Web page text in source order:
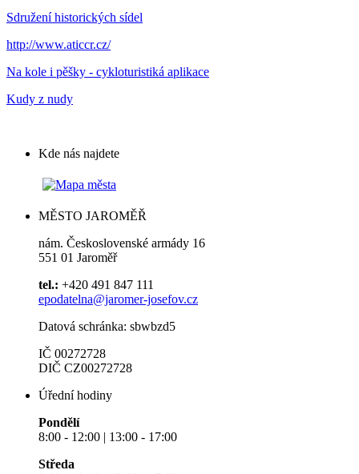
Sdružení historických sídel
http://www.aticcr.cz/
Na kole i pěšky - cykloturistiká aplikace
Kudy z nudy
Kde nás najdete
MĚSTO JAROMĚŘ
nám. Československé armády 16
551 01 Jaroměř
tel.: +420 491 847 111
epodatelna@jaromer-josefov.cz
Datová schránka: sbwbzd5
IČ 00272728
DIČ CZ00272728
Úřední hodiny
Pondělí
8:00 - 12:00 | 13:00 - 17:00
Středa